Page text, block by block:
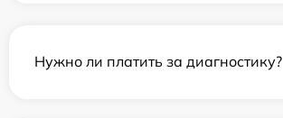
Нужно ли платить за диагностику?